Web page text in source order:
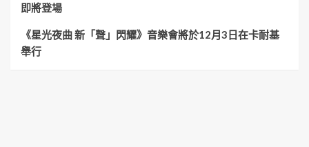
即將登場
《星光夜曲 新「聲」閃耀》音樂會將於12月3日在卡耐基
舉行